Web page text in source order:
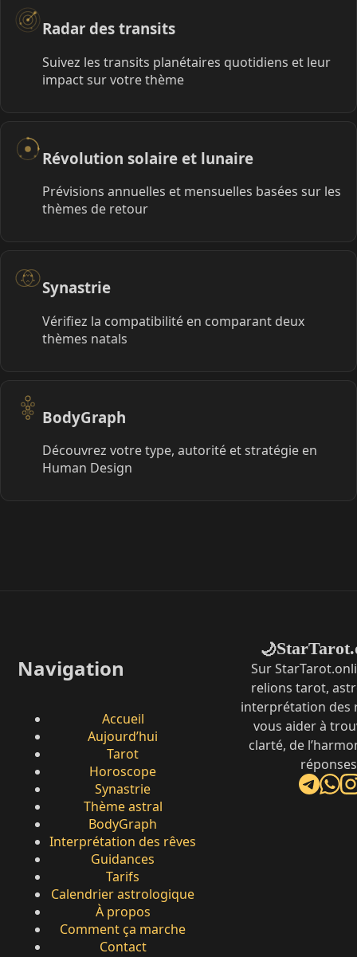
Radar des transits
Suivez les transits planétaires quotidiens et leur
impact sur votre thème
Révolution solaire et lunaire
Prévisions annuelles et mensuelles basées sur les
thèmes de retour
Synastrie
Vérifiez la compatibilité en comparant deux
thèmes natals
BodyGraph
Découvrez votre type, autorité et stratégie en
Human Design
Navigation
Accueil
Aujourd’hui
Tarot
Horoscope
Synastrie
Thème astral
BodyGraph
Interprétation des rêves
Guidances
Tarifs
Calendrier astrologique
À propos
Comment ça marche
Contact
🌙
Sur
relions tarot,
interprétation des
vous aider à
clarté, de